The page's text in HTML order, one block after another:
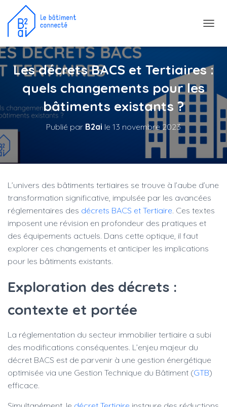
G
A
I
O
Les décrets BACS et Tertiaires :
quels changements pour les
bâtiments existants ?
Publié par B2ai le 13 novembre 2023
L’univers des bâtiments tertiaires se trouve à l’aube d’une
transformation significative, impulsée par les avancées
réglementaires des décrets BACS et Tertiaire. Ces textes
imposent une révision en profondeur des pratiques et
des équipements actuels. Dans cette optique, il faut
explorer ces changements et anticiper les implications
pour les bâtiments existants.
Exploration des décrets :
contexte et portée
La réglementation du secteur immobilier tertiaire a subi
des modifications conséquentes. L’enjeu majeur du
décret BACS est de parvenir à une gestion énergétique
optimisée via une Gestion Technique du Bâtiment (GTB)
efficace.